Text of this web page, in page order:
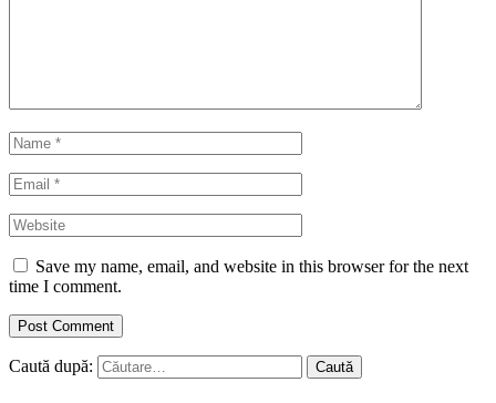
Save my name, email, and website in this browser for the next
time I comment.
Caută după: